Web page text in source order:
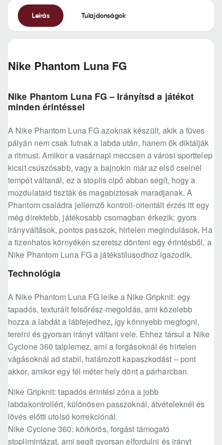
Leírás Tulajdonságok
Nike Phantom Luna FG
Nike Phantom Luna FG – Irányítsd a játékot
minden érintéssel
A Nike Phantom Luna FG azoknak készült, akik a füves
pályán nem csak futnak a labda után, hanem ők diktálják
a ritmust. Amikor a vasárnapi meccsen a városi sporttelep
kicsit csúszósabb, vagy a bajnokin már az első cselnél
tempót váltanál, ez a stoplis cipő abban segít, hogy a
mozdulataid tiszták és magabiztosak maradjanak. A
Phantom családra jellemző kontroll-orientált érzés itt egy
még direktebb, játékosabb csomagban érkezik: gyors
irányváltások, pontos passzok, hirtelen megindulások. Ha
a tizenhatos környékén szeretsz dönteni egy érintésből, a
Nike Phantom Luna FG a játékstílusodhoz igazodik.
Technológia
A Nike Phantom Luna FG lelke a Nike Gripknit: egy
tapadós, texturált felsőrész-megoldás, ami közelebb
hozza a labdát a lábfejedhez, így könnyebb megfogni,
terelni és gyorsan irányt váltani vele. Ehhez társul a Nike
Cyclone 360 talplemez, ami a forgásoknál és hirtelen
vágásoknál ad stabil, határozott kapaszkodást – pont
akkor, amikor egy fél méter hely dönt a párharcban.
Nike Gripknit: tapadós érintési zóna a jobb
labdakontrollért, különösen passzoknál, átvételeknél és
lövés előtti utolsó korrekciónál.
Nike Cyclone 360: körkörös, forgást támogató
stoplimintázat, ami segít gyorsan elfordulni és irányt